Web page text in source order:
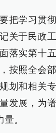
把学习贯
关于民政
落实第十
按照全会
划和相关
发展，为
。